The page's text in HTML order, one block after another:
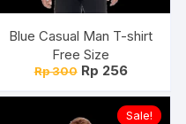
Blue Casual Man T-shirt
Free Size
Rp300 Harga
aslinya
adalah:
Rp 300.
Rp 256Harga
ini
adalah:
Sale!